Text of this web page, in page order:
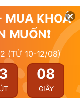
MUA KHOÁ
MUỐN❗
(TỪ 10-12/08)
07
GIÂY